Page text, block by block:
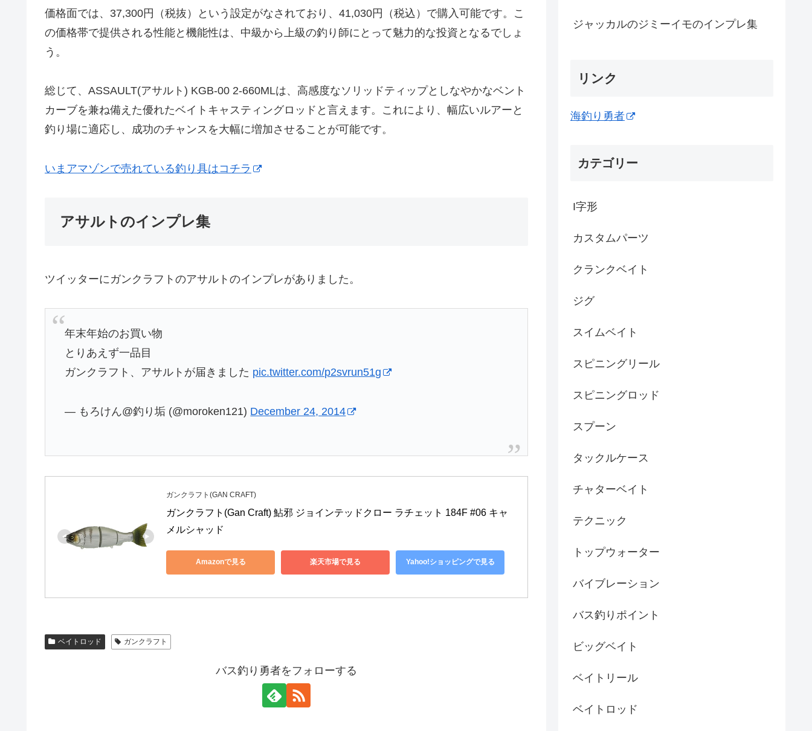
価格面では、37,300円（税抜）という設定がなされており、41,030円（税込）で購入可能です。こ
の価格帯で提供される性能と機能性は、中級から上級の釣り師にとって魅力的な投資となるでしょ
う。
総じて、ASSAULT(アサルト) KGB-00 2-660MLは、高感度なソリッドティップとしなやかなベント
カーブを兼ね備えた優れたベイトキャスティングロッドと言えます。これにより、幅広いルアーと
釣り場に適応し、成功のチャンスを大幅に増加させることが可能です。
いまアマゾンで売れている釣り具はコチラ
アサルトのインプレ集
ツイッターにガンクラフトのアサルトのインプレがありました。
年末年始のお買い物
とりあえず一品目
ガンクラフト、アサルトが届きました pic.twitter.com/p2svrun51g
— もろけん@釣り垢 (@moroken121) December 24, 2014
ガンクラフト(GAN CRAFT)
ガンクラフト(Gan Craft) 鮎邪 ジョインテッドクロー ラチェット 184F #06 キャ
メルシャッド
Amazonで見る 楽天市場で見る Yahoo!ショッピングで見る
ベイトロッド ガンクラフト
バス釣り勇者をフォローする
ジャッカルのジミーイモのインプレ集
リンク
海釣り勇者
カテゴリー
I字形
カスタムパーツ
クランクベイト
ジグ
スイムベイト
スピニングリール
スピニングロッド
スプーン
タックルケース
チャターベイト
テクニック
トップウォーター
バイブレーション
バス釣りポイント
ビッグベイト
ベイトリール
ベイトロッド